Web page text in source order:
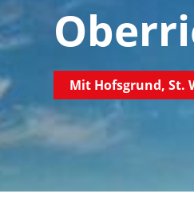
Mit Hofsgrund, St.